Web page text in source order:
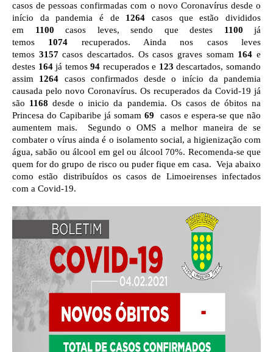
casos de pessoas confirmadas com o novo Coronavírus desde o
início da pandemia é de 1264 casos que estão divididos
em 1100 casos leves, sendo que destes 1100 já
temos 1074 recuperados. Ainda nos casos leves
temos 3157casos descartados. Os casos graves somam 164e
destes 164já temos94 recuperados e 123 descartados, somando
assim 1264 casos confirmados desde o início da pandemia
causada pelo novo Coronavírus. Os recuperados da Covid-19 já
são 1168 desde o inicio da pandemia. Os casos de óbitos na
Princesa do Capibaribe já somam 69 casos e espera-se que não
aumentem mais. Segundo o OMS a melhor maneira de se
combater o vírus ainda é o isolamento social, a higienização com
água, sabão ou álcool em gel ou álcool 70%. Recomenda-se que
quem for do grupo de risco ou puder fique em casa. Veja abaixo
como estão distribuídos os casos de Limoeirenses infectados
com a Covid-19.